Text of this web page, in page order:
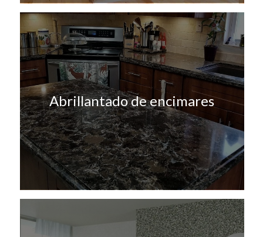
Abrillantado de encimares